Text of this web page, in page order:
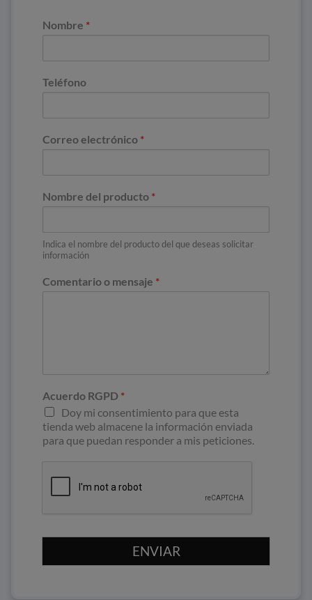
Nombre *
Teléfono
Correo electrónico *
Nombre del producto *
Indica el nombre del producto del que deseas solicitar
información
Comentario o mensaje *
Acuerdo RGPD *
Doy mi consentimiento para que esta
tienda web almacene la información enviada
para que puedan responder a mis peticiones.
ENVIAR